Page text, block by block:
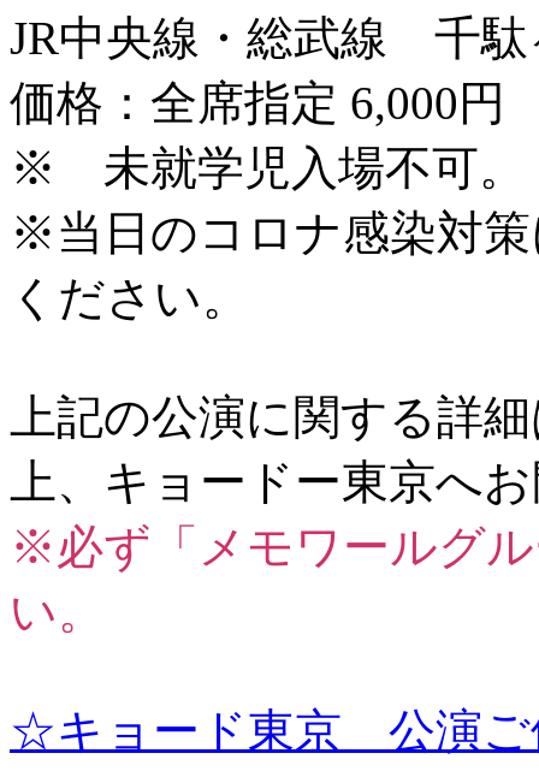
JR中央線・総武線 千
価格：全席指定
※ 未就学児入場不
※当日のコロナ感染対
ください。
上記の公演に関する詳
上、キョードー東京へ
※必ず「メモワールグ
い。
☆キョード東京 公演ご